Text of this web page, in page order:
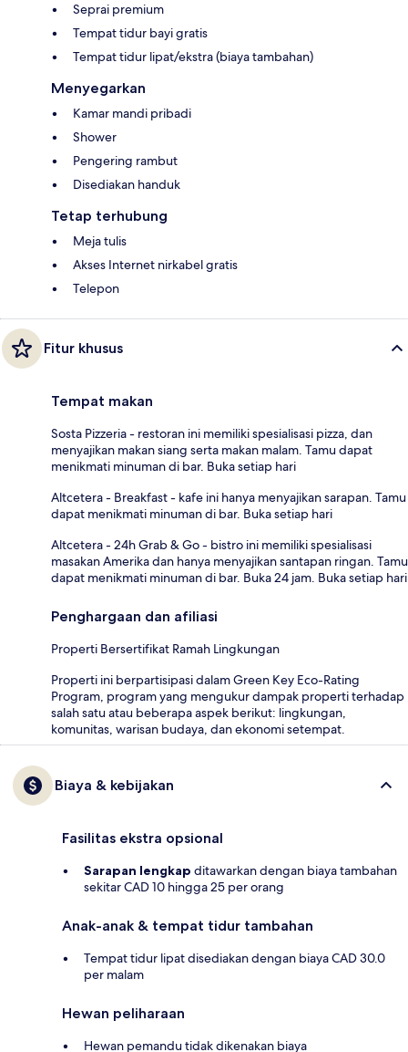
Seprai premium
Tempat tidur bayi gratis
Tempat tidur lipat/ekstra (biaya tambahan)
Menyegarkan
Kamar mandi pribadi
Shower
Pengering rambut
Disediakan handuk
Tetap terhubung
Meja tulis
Akses Internet nirkabel gratis
Telepon
Fitur khusus
Tempat makan
Sosta Pizzeria - restoran ini memiliki spesialisasi pizza, dan
menyajikan makan siang serta makan malam. Tamu dapat
menikmati minuman di bar. Buka setiap hari
Altcetera - Breakfast - kafe ini hanya menyajikan sarapan. Tamu
dapat menikmati minuman di bar. Buka setiap hari
Altcetera - 24h Grab & Go - bistro ini memiliki spesialisasi
masakan Amerika dan hanya menyajikan santapan ringan. Tamu
dapat menikmati minuman di bar. Buka 24 jam. Buka setiap hari
Penghargaan dan afiliasi
Properti Bersertifikat Ramah Lingkungan
Properti ini berpartisipasi dalam Green Key Eco-Rating
Program, program yang mengukur dampak properti terhadap
salah satu atau beberapa aspek berikut: lingkungan,
komunitas, warisan budaya, dan ekonomi setempat.
Biaya & kebijakan
Fasilitas ekstra opsional
Sarapan lengkap ditawarkan dengan biaya tambahan
sekitar CAD 10 hingga 25 per orang
Anak-anak & tempat tidur tambahan
Tempat tidur lipat disediakan dengan biaya CAD 30.0
per malam
Hewan peliharaan
Hewan pemandu tidak dikenakan biaya